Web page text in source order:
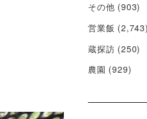
その他 (903)
営業飯 (2,743)
蔵探訪 (250)
農園 (929)